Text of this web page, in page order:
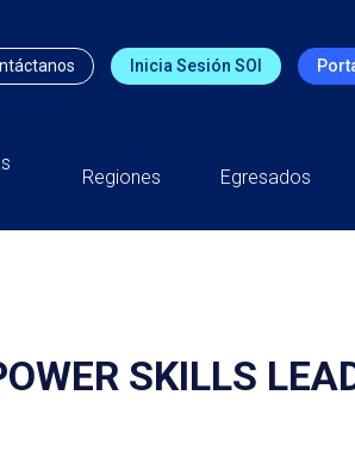
Inicia Sesión SOI
Regiones Egresados
SKILLS